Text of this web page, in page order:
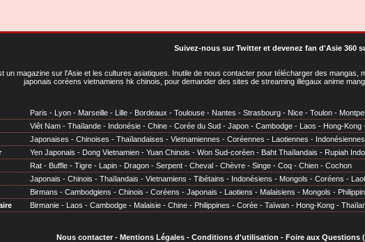
Suivez-nous sur Twitteret devenez fan d'Asie 360
un magazine sur l'Asie et les cultures asiatiques . Inutile de nous contacter pour télécharger des
japonais coréens vietnamiens hk chinois, pour demander des sites de streaming illégaux anime
Paris - Lyon - Marseille - Lille - Bordeaux - Toulouse - Nantes - Strasbourg - Nice - Toulon -
Viêt Nam - Thaïlande - Indonésie - Chine - Corée du Sud - Japon - Cambodge - Laos - Hong-Kong
Japonaises - Chinoises - Thaïlandaises - Vietnamiennes - Coréennes - Laotiennes - Indonésiennes
Yen Japonais - Dong Vietnamien - Yuan Chinois - Won Sud-coréen - Baht Thaïlandais - Rupiah
Rat - Buffle - Tigre - Lapin - Dragon - Serpent - Cheval - Chèvre - Singe - Coq - Chien - Cochon
Japonais - Chinois - Thaïlandais - Vietnamiens - Tibétains - Indonésiens - Mongols - Coréens -
Birmans - Cambodgiens - Chinois - Coréens - Japonais - Laotiens - Malaisiens - Mongols -
Birmanie - Laos - Cambodge - Malaisie - Chine - Philippines - Corée - Taïwan - Hong-Kong -
Nous contacter- Mentions Légales- Conditions d'utilisation - Foire aux Questions